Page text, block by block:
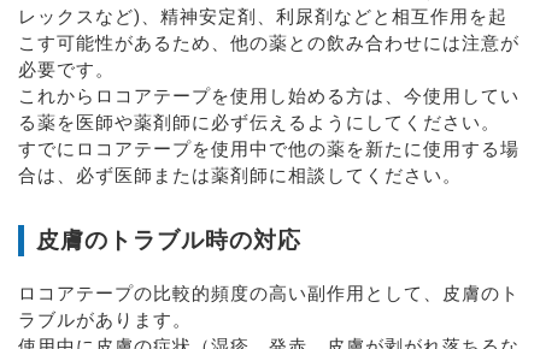
レックスなど)、精神安定剤、利尿剤などと相互作用を起
こす可能性があるため、他の薬との飲み合わせには注意が
必要です。
これからロコアテープを使用し始める方は、今使用してい
る薬を医師や薬剤師に必ず伝えるようにしてください。
すでにロコアテープを使用中で他の薬を新たに使用する場
合は、必ず医師または薬剤師に相談してください。
皮膚のトラブル時の対応
ロコアテープの比較的頻度の高い副作用として、皮膚のト
ラブルがあります。